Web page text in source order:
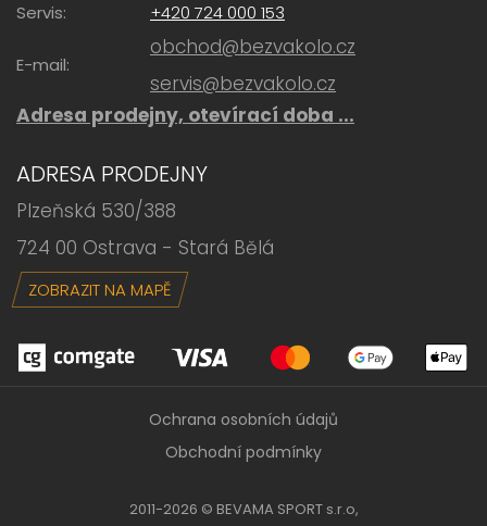
Servis: +420 724 000 153
E-mail:
obchod@bezvakolo.cz
servis@bezvakolo.cz
Adresa prodejny, otevírací doba ...
ADRESA PRODEJNY
Plzeňská 530/388
724 00 Ostrava - Stará Bělá
ZOBRAZIT NA MAPĚ
2011-2026 © BEVAMA SPORT s.r.o,
Ochrana osobních údajů
Obchodní podmínky